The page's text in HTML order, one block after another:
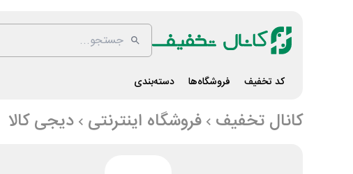
کد تخفیف فروشگاه‌ها دسته‌بندی
کانال تخفیف فروشگاه اینترنتی دیجی کالا